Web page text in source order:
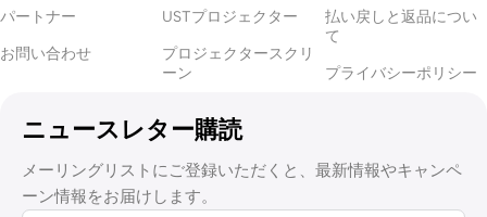
部屋の広さ
部屋の大きさは、スクリーンのサイズと視聴距離に影響します。
スクリーンは映画のようなインパクトを与えることができませ
2.適切なスクリーンタイプを選ぶ
パートナー
お問い合わせ
USTプロジェクター
プロジェクタースクリ
ーン
払い戻しと返品につい
て
プライバシーポリシー
ニュースレター購読
メーリングリストにご登録いただくと、最新情報やキャンペ
ーン情報をお届けします。